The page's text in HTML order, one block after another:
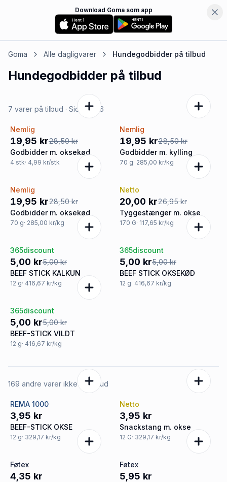
Download Goma som app
Goma Alle dagligvarer Hundegodbidderpå tilbud
Hundegodbidder på tilbud
7 varer på tilbud · Side1af 6
-30%
Nemlig
19,95 kr28,50 kr
Godbidder m. oksekød
4 stk· 4,99 kr/stk
-30%
Nemlig
19,95 kr28,50 kr
Godbidder m. kylling
70 g· 285,00 kr/kg
-30%
Nemlig
19,95 kr28,50 kr
Godbidder m. oksekød
70 g· 285,00 kr/kg
-26%
Netto
20,00 kr26,95 kr
Tyggestænger m. okse
170 G· 117,65 kr/kg
Tilbud
365discount
5,00 kr5,00 kr
BEEF STICK KALKUN
12 g· 416,67 kr/kg
Tilbud
365discount
5,00 kr5,00 kr
BEEF STICK OKSEKØD
12 g· 416,67 kr/kg
Tilbud
365discount
5,00 kr5,00 kr
BEEF-STICK VILDT
12 g· 416,67 kr/kg
169 andre varer ikke på tilbud
REMA 1000
3,95 kr
BEEF-STICK OKSE
12 g· 329,17 kr/kg
Netto
3,95 kr
Snackstang m. okse
12 G· 329,17 kr/kg
Føtex
4,35 kr
Føtex
5,95 kr